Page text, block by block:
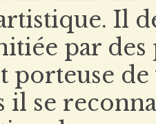
Il
par
porteuse
il se